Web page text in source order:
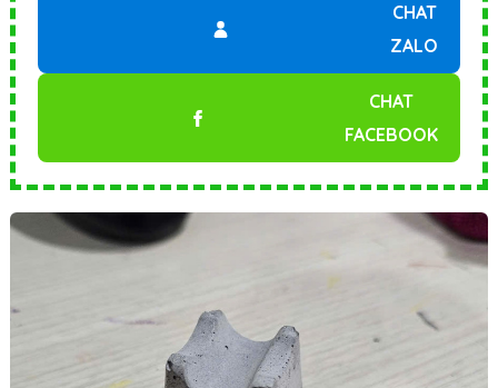
CHAT
ZALO
CHAT
FACEBOOK